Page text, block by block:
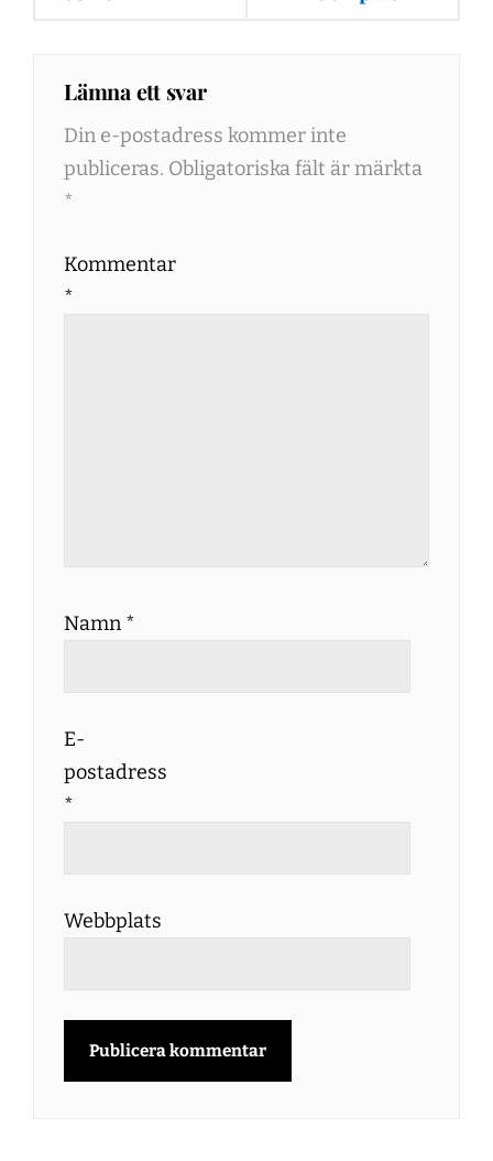
Lämna ett svar
Din e-postadress kommer inte
publiceras. Obligatoriska fält är märkta
*
Kommentar
*
Namn *
E-
postadress
*
Webbplats